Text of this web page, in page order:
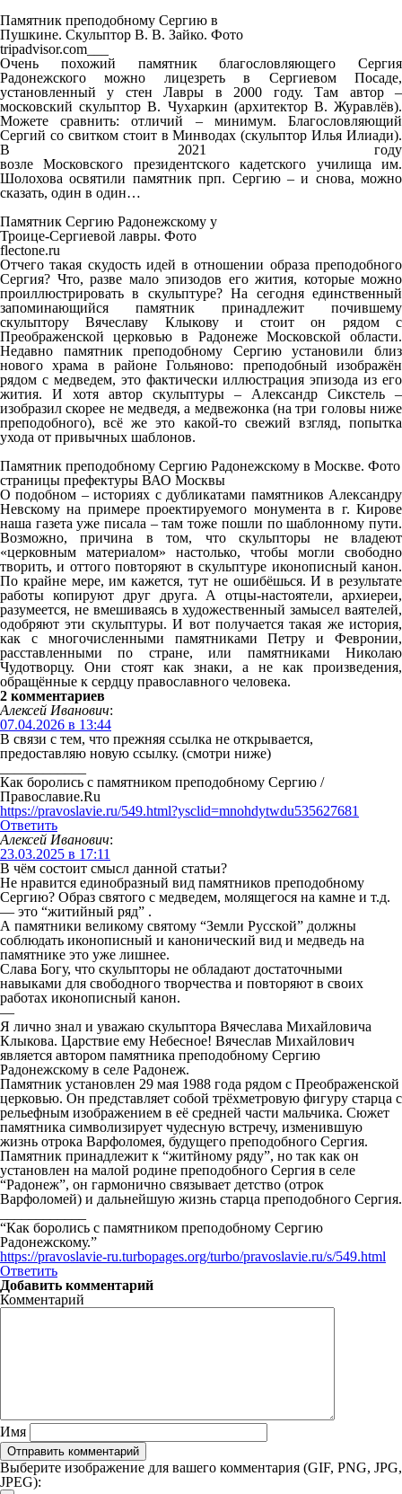
Памятник преподобному Сергию в
Пушкине. Скульптор В. В. Зайко. Фото
tripadvisor.com___
Очень похожий памятник благословляющего Сергия
Радонежского можно лицезреть в Сергиевом Посаде,
установленный у стен Лавры в 2000 году. Там автор –
московский скульптор В. Чухаркин (архитектор В. Журавлёв).
Можете сравнить: отличий – минимум. Благословляющий
Сергий со свитком стоит в Минводах (скульптор Илья Илиади).
В 2021 году
возле Московского президентского кадетского училища им.
Шолохова освятили памятник прп. Сергию – и снова, можно
сказать, один в один…
Памятник Сергию Радонежскому у
Троице-Сергиевой лавры. Фото
flectone.ru
Отчего такая скудость идей в отношении образа преподобного
Сергия? Что, разве мало эпизодов его жития, которые можно
проиллюстрировать в скульптуре? На сегодня единственный
запоминающийся памятник принадлежит почившему
скульптору Вячеславу Клыкову и стоит он рядом с
Преображенской церковью в Радонеже Московской области.
Недавно памятник преподобному Сергию установили близ
нового храма в районе Гольяново: преподобный изображён
рядом с медведем, это фактически иллюстрация эпизода из его
жития. И хотя автор скульптуры – Александр Сикстель –
изобразил скорее не медведя, а медвежонка (на три головы ниже
преподобного), всё же это какой-то свежий взгляд, попытка
ухода от привычных шаблонов.
Памятник преподобному Сергию Радонежскому в Москве.
страницы префектуры ВАО Москвы
О подобном – историях с дубликатами памятников Александру
Невскому на примере проектируемого монумента в г. Кирове
наша газета уже писала – там тоже пошли по шаблонному пути.
Возможно, причина в том, что скульпторы не владеют
«церковным материалом» настолько, чтобы могли свободно
творить, и оттого повторяют в скульптуре иконописный канон.
По крайне мере, им кажется, тут не ошибёшься. И в результате
работы копируют друг друга. А отцы-настоятели, архиереи,
разумеется, не вмешиваясь в художественный замысел ваятелей,
одобряют эти скульптуры. И вот получается такая же история,
как с многочисленными памятниками Петру и Февронии,
расставленными по стране, или памятниками Николаю
Чудотворцу. Они стоят как знаки, а не как произведения,
обращённые к сердцу православного человека.
2 комментариев
Алексей Иванович:
07.04.2026 в 13:44
В связи с тем, что прежняя ссылка не открывается,
предоставляю новую ссылку. (смотри ниже)
Как боролись с памятником преподобному Сергию /
Православие.Ru
https://pravoslavie.ru/549.html?ysclid=mnohdytwdu535627681
Ответить
Алексей Иванович:
23.03.2025 в 17:11
В чём состоит смысл данной статьи?
Не нравится единобразный вид памятников преподобному
Сергию? Образ святого с медведем, молящегося на камне и т.д.
— это “житийный ряд” .
А памятники великому святому “Земли Русской” должны
соблюдать иконописный и канонический вид и медведь на
памятнике это уже лишнее.
Слава Богу, что скульпторы не обладают достаточными
навыками для свободного творчества и повторяют в своих
работах иконописный канон.
—
Я лично знал и уважаю скульптора Вячеслава Михайловича
Клыкова. Царствие ему Небесное! Вячеслав Михайлович
является автором памятника преподобному Сергию
Радонежскому в селе Радонеж.
Памятник установлен 29 мая 1988 года рядом с Преображенской
церковью. Он представляет собой трёхметровую фигуру старца с
рельефным изображением в её средней части мальчика. Сюжет
памятника символизирует чудесную встречу, изменившую
жизнь отрока Варфоломея, будущего преподобного Сергия.
Памятник принадлежит к “житйному ряду”, но так как он
установлен на малой родине преподобного Сергия в селе
“Радонеж”, он гармонично связывает детство (отрок
Варфоломей) и дальнейшую жизнь старца преподобного Сергия.
“Как боролись с памятником преподобному Сергию
Радонежскому.”
https://pravoslavie-ru.turbopages.org/turbo/pravoslavie.ru/s/549.html
Ответить
Добавить комментарий
Комментарий
Имя
Выберите изображение для вашего комментария (GIF, PNG, JPG,
JPEG):